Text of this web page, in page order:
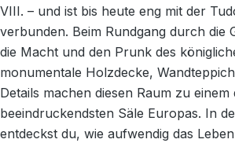
VIII. – und ist bis heute eng mit der
verbunden. Beim Rundgang durch die
die Macht und den Prunk des
monumentale Holzdecke,
Details machen diesen Raum zu einem
beeindruckendsten Säle Europas. In
entdeckst du, wie aufwendig das